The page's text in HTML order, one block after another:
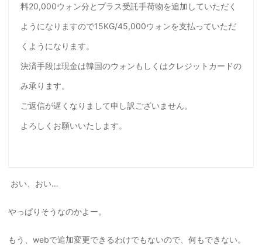
料20,000ウォン分とプラス受託手荷物を追加していただく
ようになりますので15KG/45,000ウォンを支払っていただ
くようになります。
決済手段は現金は韓国のウォンもしくはクレジットカードの
み承ります。
ご返信が遅くなりまして申し訳ございません。
よろしくお願いいたします。
おい、おい…
やっぱりそうなのかよー。
もう、webで追加変更できるわけでもないので、何もできない。